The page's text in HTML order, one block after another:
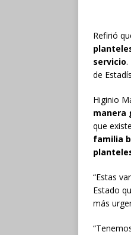
Refirió
servicio.
de
Higinio
manera
que
familia
“Estas
Estado
más